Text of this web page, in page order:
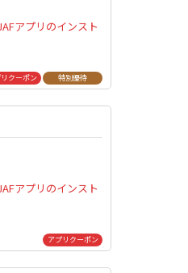
アプリのインスト
クーポン 特別優待
アプリのインスト
アプリクーポン